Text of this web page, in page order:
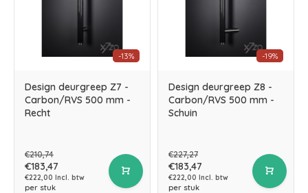
-13%
Design deurgreep Z7 -
Carbon/RVS 500 mm -
Recht
€210,74
€183,47
€222,00 Incl. btw
per stuk
-19%
Design deurgreep Z8 -
Carbon/RVS 500 mm -
Schuin
€227,27
€183,47
€222,00 Incl. btw
per stuk